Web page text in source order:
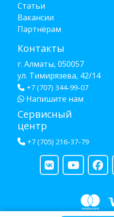
Статьи
Вакансии
Партнёрам
Контакты
г. Алматы, 050057
ул. Тимирязева, 42/14
+7 (707) 344-99-07
Напишите нам
Сервисный
центр
+7 (705) 216-37-79